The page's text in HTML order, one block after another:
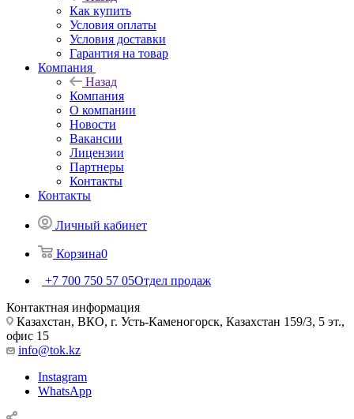
Как купить
Условия оплаты
Условия доставки
Гарантия на товар
Компания
Назад
Компания
О компании
Новости
Вакансии
Лицензии
Партнеры
Контакты
Контакты
Личный кабинет
Корзина0
+7 700 750 57 05Отдел продаж
Контактная информация
Казахстан, ВКО, г. Усть-Каменогорск, Казахстан 159/3, 5 эт.,
офис 15
info@tok.kz
Instagram
WhatsApp